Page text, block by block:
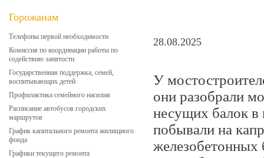
Горожанам
Телефоны первой необходимости
Комиссия по координации работы по
содействию занятости
Государственная поддержка, семей,
воспитывающих детей
Профилактика семейного насилия
Расписание автобусов городских
маршрутов
График капитального ремонта жилищного
фонда
Графики текущего ремонта
28.08.2025
У
они разобрали
несущих балок в
побывали на
железобетонных